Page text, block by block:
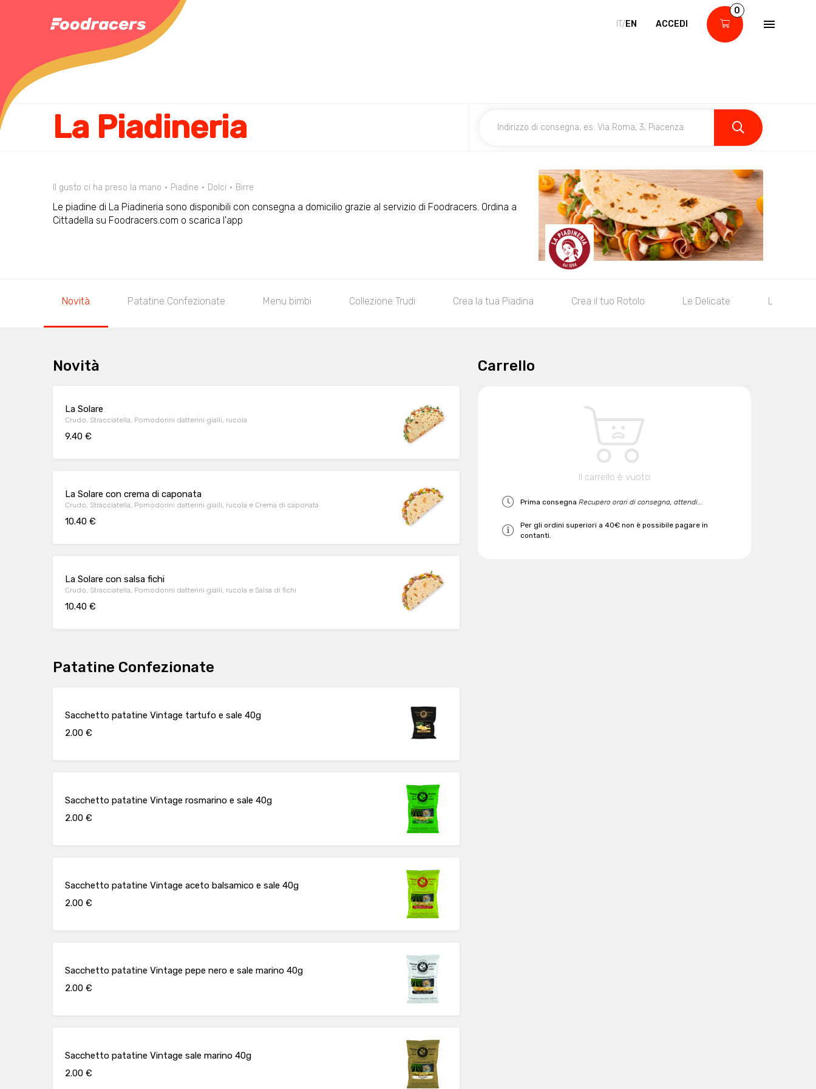
IT/EN ACCEDI
0
La Piadineria
Il gusto ci ha preso la mano Piadine Dolci Birre
Le piadine di La Piadineria sono disponibili con consegna a domicilio grazie al servizio di Foodracers. Ordina a
Cittadella su Foodracers.com o scarica l'app
Novità Patatine Confezionate Menu bimbi Collezione Trudi Crea la tua Piadina Crea il tuo Rotolo Le Delicate Le
Novità
La Solare
Crudo, Stracciatella, Pomodorini datterini gialli, rucola
9.40 €
La Solare con crema di caponata
Crudo, Stracciatella, Pomodorini datterini gialli, rucola e Crema di caponata
10.40 €
La Solare con salsa fichi
Crudo, Stracciatella, Pomodorini datterini gialli, rucola e Salsa di fichi
10.40 €
Patatine Confezionate
Sacchetto patatine Vintage tartufo e sale 40g
2.00 €
Sacchetto patatine Vintage rosmarino e sale 40g
2.00 €
Sacchetto patatine Vintage aceto balsamico e sale 40g
2.00 €
Sacchetto patatine Vintage pepe nero e sale marino 40g
2.00 €
Sacchetto patatine Vintage sale marino 40g
2.00 €
Carrello
Il carrello è vuoto
Prima consegna Recupero orari di consegna, attendi...
Per gli ordini superiori a 40€ non è possibile pagare in
contanti.